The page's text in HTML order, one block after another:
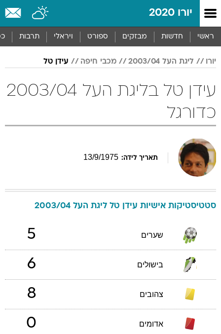
יורו 2020
ראשי חדשות מבזקים ספורט ויראלי תרבות
יורו ליגת העל 2003/04 מכבי חיפה עידן טל
עידן טל בליגת העל 2003/04
כדורגל
תאריך לידה: 13/9/1975
סטטיסטיקות אישיות עידן טל ליגת העל 2003/04
שערים 5
בישולים 6
צהובים 8
אדומים 0